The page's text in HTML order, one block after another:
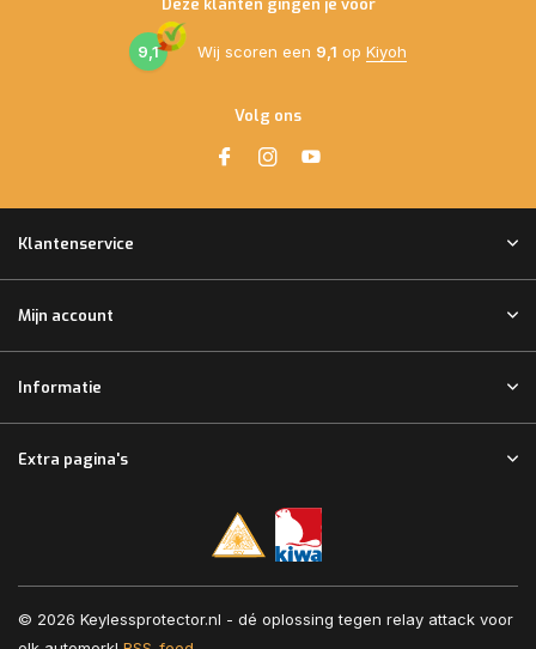
Deze klanten gingen je voor
9,1 Wij scoren een 9,1 op Kiyoh
Volg ons
Klantenservice
Mijn account
Informatie
Extra pagina's
© 2026 Keylessprotector.nl - dé oplossing tegen relay attack voor